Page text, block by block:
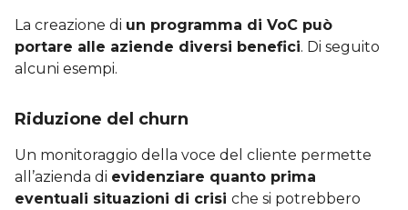
La creazione di un programma di VoC può
portare alle aziende diversi benefici. Di seguito
alcuni esempi.
Riduzione del churn
Un monitoraggio della voce del cliente permette
all’azienda di evidenziare quanto prima
eventuali situazioni di crisi che si potrebbero